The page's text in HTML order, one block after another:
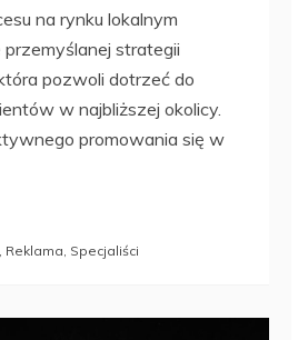
na rynku lokalnym
strategii
pozwoli dotrzeć do
w najbliższej okolicy.
promowania się w
, Reklama, Specjaliści